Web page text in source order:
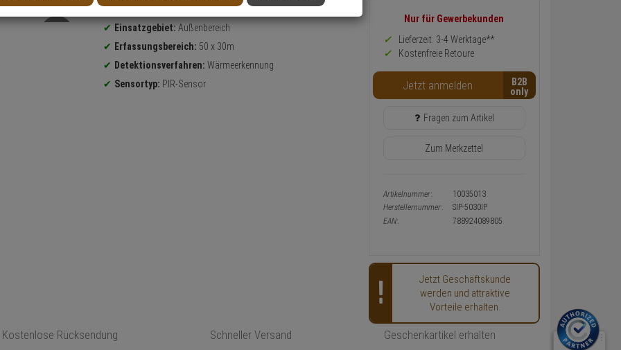
Produktinformationen
Bewegungsmelder
Einsatzgebiet: Außenbereich
Erfassungsbereich: 50 x 30m
Detektionsverfahren: Wärmeerkennung
Sensortyp: PIR-Sensor
Informationen
Preis,
Verfügbakeit
Warenkorb-
oder
Konfigurieren-
Nur für Gewerbekunden
Lieferzeit: 3-4 Werktage**
Kostenfreie Retoure
Jetzt anmelden B2B
Fragen zum Artikel
Zum Merkzettel
Artikelnummer:
10035013
Herstellernummer:
SIP-5030IP
EAN:
788924089805
Jetzt Geschäftskunde
werden und attraktive
Vorteile erhalten.
Kostenlose Rücksendung Schneller Versand Geschenkartikel erhalten